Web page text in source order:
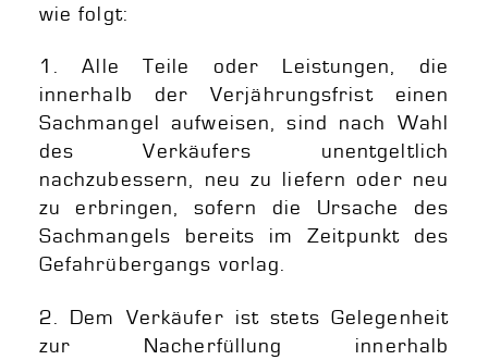
wie folgt:
1. Alle Teile oder Leistungen, die
innerhalb der Verjährungsfrist einen
Sachmangel aufweisen, sind nach Wahl
des Verkäufers unentgeltlich
nachzubessern, neu zu liefern oder neu
zu erbringen, sofern die Ursache des
Sachmangels bereits im Zeitpunkt des
Gefahrübergangs vorlag.
2. Dem Verkäufer ist stets Gelegenheit
zur Nacherfüllung innerhalb